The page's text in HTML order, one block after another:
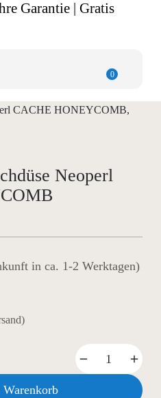
Garantie | Gratis
0
Neoperl
in ca. 1-2 Werktagen)
Warenkorb